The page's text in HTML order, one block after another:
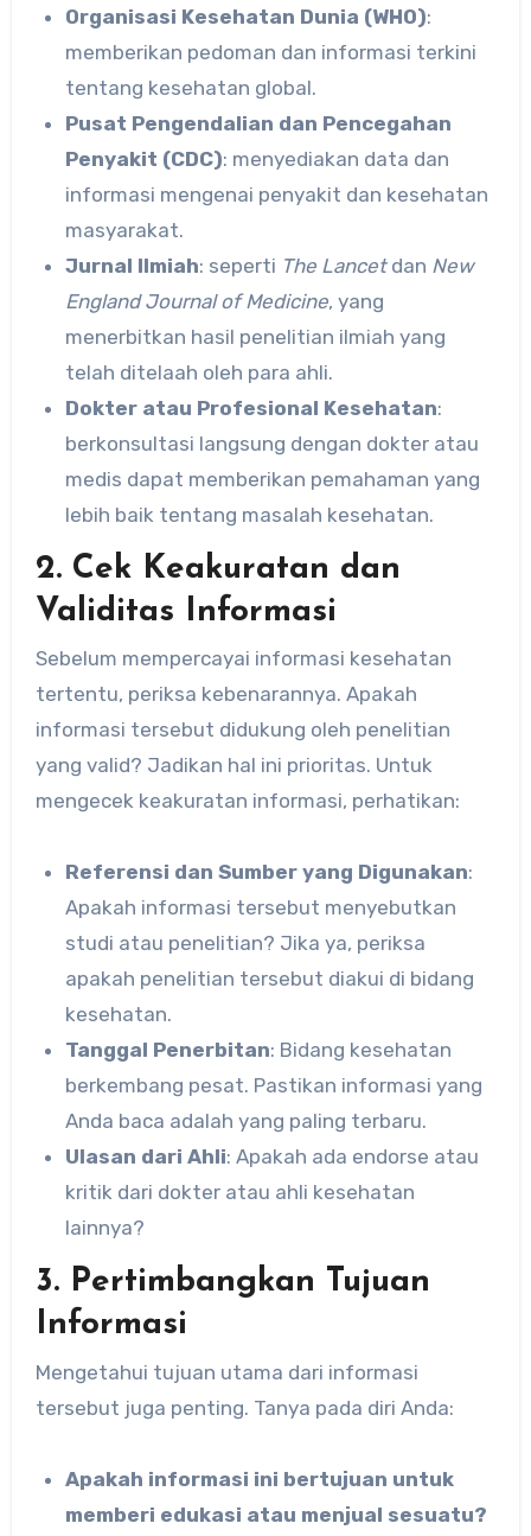
Organisasi Kesehatan Dunia (WHO):
memberikan pedoman dan informasi terkini
tentang kesehatan global.
Pusat Pengendalian dan Pencegahan
Penyakit (CDC): menyediakan data dan
informasi mengenai penyakit dan kesehatan
masyarakat.
Jurnal Ilmiah: seperti The Lancetdan New
England Journal of Medicine, yang
menerbitkan hasil penelitian ilmiah yang
telah ditelaah oleh para ahli.
Dokter atau Profesional Kesehatan:
berkonsultasi langsung dengan dokter atau
medis dapat memberikan pemahaman yang
lebih baik tentang masalah kesehatan.
2. Cek Keakuratan dan
Validitas Informasi
Sebelum mempercayai informasi kesehatan
tertentu, periksa kebenarannya. Apakah
informasi tersebut didukung oleh penelitian
yang valid? Jadikan hal ini prioritas. Untuk
mengecek keakuratan informasi, perhatikan:
Referensi dan Sumber yang Digunakan:
Apakah informasi tersebut menyebutkan
studi atau penelitian? Jika ya, periksa
apakah penelitian tersebut diakui di bidang
kesehatan.
Tanggal Penerbitan: Bidang kesehatan
berkembang pesat. Pastikan informasi yang
Anda baca adalah yang paling terbaru.
Ulasan dari Ahli: Apakah ada endorse atau
kritik dari dokter atau ahli kesehatan
lainnya?
3. Pertimbangkan Tujuan
Informasi
Mengetahui tujuan utama dari informasi
tersebut juga penting. Tanya pada diri Anda:
Apakah informasi ini bertujuan untuk
memberi edukasi atau menjual sesuatu?